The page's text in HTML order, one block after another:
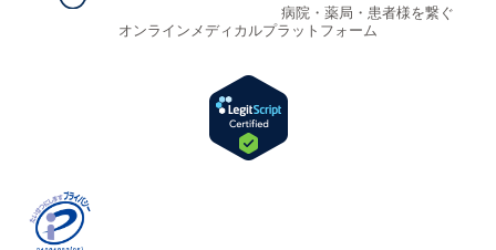
病院・薬局・患者様を繋ぐ
オンラインメディカルプラットフォーム